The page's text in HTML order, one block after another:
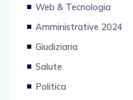
Web & Tecnologia
Amministrative 2024
Giudiziaria
Salute
Politica